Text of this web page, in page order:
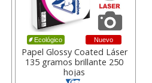
Ecológico Nuevo
Papel Glossy Coated Láser
135 gramos brillante 250
hojas